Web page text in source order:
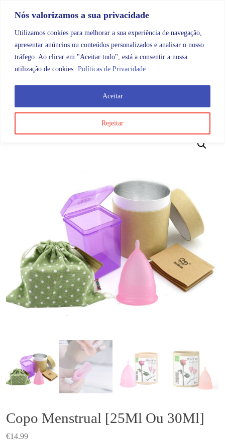
Nós valorizamos a sua privacidade
Utilizamos cookies para melhorar a sua experiência de navegação,
apresentar anúncios ou conteúdos personalizados e analisar o nosso
tráfego. Ao clicar em "Aceitar tudo", está a consentir a nossa
utilização de cookies. Políticas de Privacidade
Rejeitar
Aceitar
Categorias
Copo Menstrual [25Ml Ou 30Ml]
€14.99